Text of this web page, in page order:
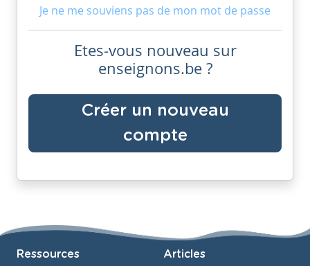
Je ne me souviens pas de mon mot de passe
Etes-vous nouveau sur
enseignons.be ?
Créer un nouveau
compte
Ressources Articles